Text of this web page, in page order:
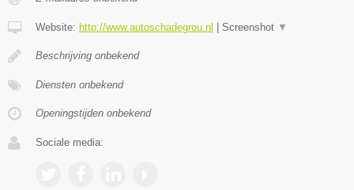
Website: http://www.autoschadegrou.nl Screenshot ▼
Beschrijving onbekend
Diensten onbekend
Openingstijden onbekend
Sociale media: